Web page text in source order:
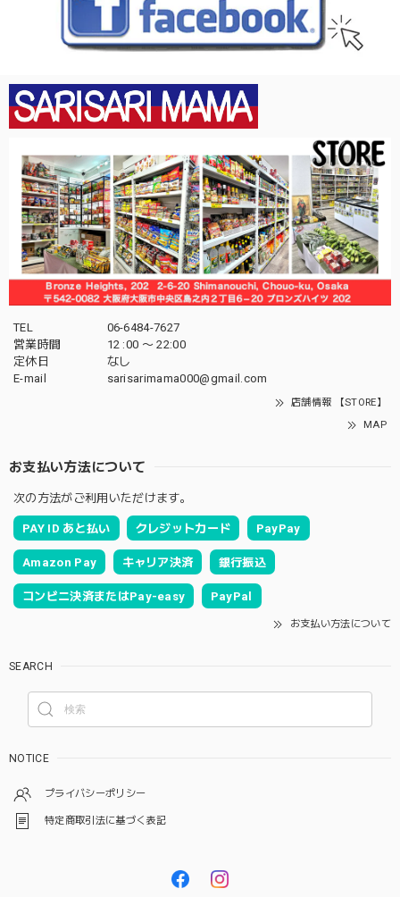
TEL
06-6484-7627
営業時間
12 :00 〜 22:00
定休日
なし
E-mail
sarisarimama000@gmail.com
店舗情報 【STORE】
MAP
お支払い方法について
次の方法がご利用いただけます。
PAY ID あと払い クレジットカード PayPay
Amazon Pay キャリア決済 銀行振込
コンビニ決済またはPay-easy PayPal
お支払い方法について
SEARCH
NOTICE
プライバシーポリシー
特定商取引法に基づく表記